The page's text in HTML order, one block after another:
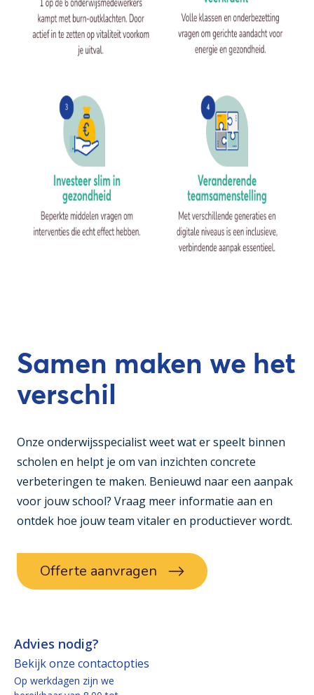
Samen maken we het
verschil
Onze onderwijsspecialist weet wat er speelt binnen
scholen en helpt je om van inzichten concrete
verbeteringen te maken. Benieuwd naar een aanpak
voor jouw school? Vraag meer informatie aan en
ontdek hoe jouw team vitaler en productiever wordt.
Offerte aanvragen
Advies nodig?
Bekijk onze contactopties
Op werkdagen zijn we